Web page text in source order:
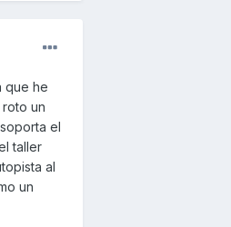
que he
un
el
taller
al
un